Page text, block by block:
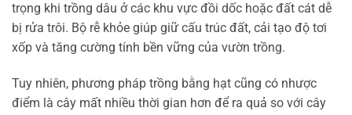
trọng khi trồng dâu ở các khu vực đồi dốc hoặc đất cát dễ
bị rửa trôi. Bộ rễ khỏe giúp giữ cấu trúc đất, cải tạo độ tơi
xốp và tăng cường tính bền vững của vườn trồng.
Tuy nhiên, phương pháp trồng bằng hạt cũng có nhược
điểm là cây mất nhiều thời gian hơn để ra quả so với cây